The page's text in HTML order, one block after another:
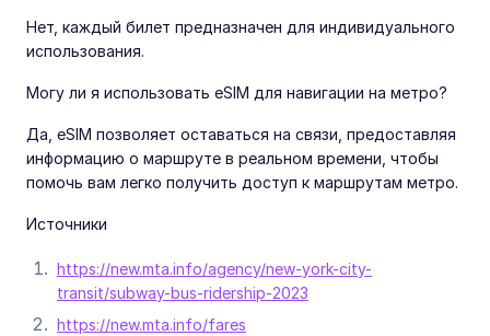
Нет, каждый билет предназначен для индивидуального
использования.
Могу ли я использовать eSIM для навигации на метро?
Да, eSIM позволяет оставаться на связи, предоставляя
информацию о маршруте в реальном времени, чтобы
помочь вам легко получить доступ к маршрутам метро.
Источники
https://new.mta.info/agency/new-york-city-
transit/subway-bus-ridership-2023
https://new.mta.info/fares